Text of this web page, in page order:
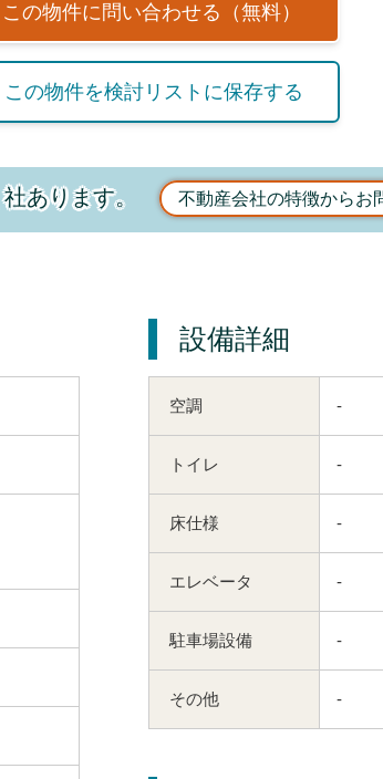
この物件に問い合わせる（無料）
この物件を検討リストに保存する
社あります。 不動産会社の特徴からお
設備詳細
空調 -
トイレ -
床仕様 -
エレベータ -
駐車場設備 -
その他 -